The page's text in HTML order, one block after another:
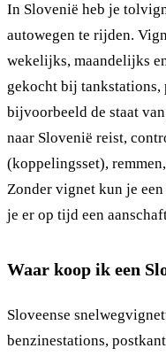
In Slovenië heb je
autowegen te rijden.
wekelijks, maandelijks
gekocht bij
bijvoorbeeld de staat
naar Slovenië reist,
(koppelingsset),
Zonder vignet kun je
je er op tijd een
Waar koop ik een
Sloveense
benzinestations,